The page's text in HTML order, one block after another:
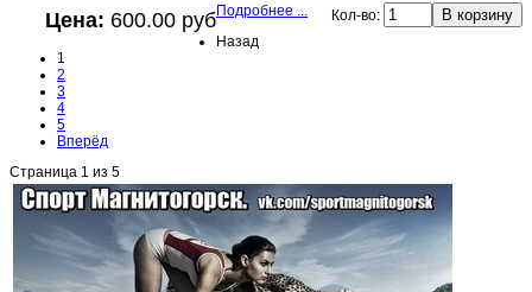
Цена: 600.00 руб Кол-во:
Подробнее ...
Назад
1
2
3
4
5
Вперёд
Страница 1 из 5